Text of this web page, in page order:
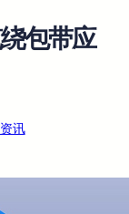
包带应
讯